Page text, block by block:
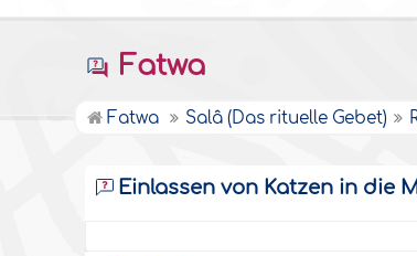
Fatwa
Fatwa Salâ (Das rituelle Gebet)
Einlassen von Katzen in die